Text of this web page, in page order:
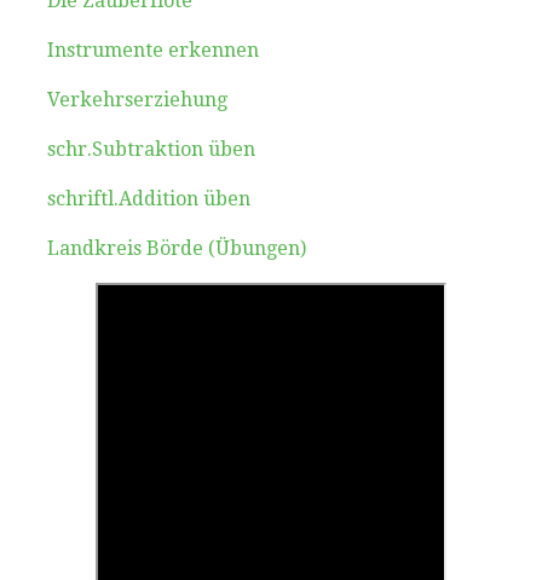
Instrumente erkennen
Verkehrserziehung
schr.Subtraktion üben
schriftl.Addition üben
Landkreis Börde (Übungen)